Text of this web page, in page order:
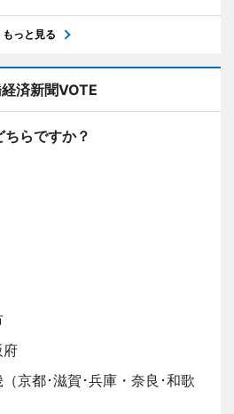
もっと見る
済新聞VOTE
らですか？
府
京都･滋賀･兵庫・奈良･和歌